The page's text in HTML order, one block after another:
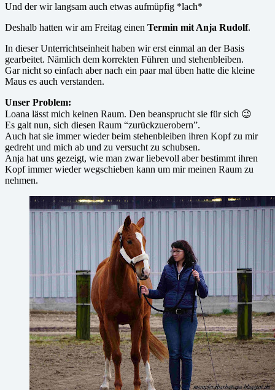
Und der wir langsam auch etwas aufmüpfig *lach*
Deshalb hatten wir am Freitag einen Termin mit Anja Rudolf.
In dieser Unterrichtseinheit haben wir erst einmal an der Basis
gearbeitet. Nämlich dem korrekten Führen und stehenbleiben.
Gar nicht so einfach aber nach ein paar mal üben hatte die kleine
Maus es auch verstanden.
Unser Problem:
Loana lässt mich keinen Raum. Den beansprucht sie für sich 😉
Es galt nun, sich diesen Raum “zurückzuerobern”.
Auch hat sie immer wieder beim stehenbleiben ihren Kopf zu mir
gedreht und mich ab und zu versucht zu schubsen.
Anja hat uns gezeigt, wie man zwar liebevoll aber bestimmt ihren
Kopf immer wieder wegschieben kann um mir meinen Raum zu
nehmen.